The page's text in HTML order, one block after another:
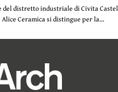
del distretto industriale di Civita
Ceramica si distingue per la…